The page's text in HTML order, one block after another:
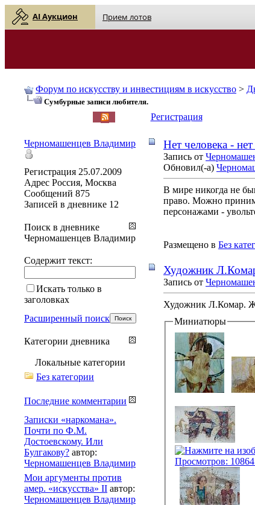
AI Аукцион Прием лотов
Форум по искусству и инвестициям в искусство >
Сумбурные записи любителя.
Регистрация
Нет человека -
Запись от
Обновил(-а)
В мире никогда не
право. Можно
персонажами -
Размещено в Без
Художник
Запись от
Художник Л.Комар.
Миниатюры
Черномашенцев Владимир
Регистрация 25.07.2009
Адрес Россия, Москва
Сообщений 875
Записей в дневнике 12
Поиск в дневнике
Черномашенцев Владимир
Содержит текст:
Искать только в
заголовках
Расширенный поиск
Категории дневника
Локальные категории
Без категории
Последние комментарии
Записки «наркомана».
Почти по Ф.М.
Достоевскому. Или
Булгакову? автор:
Черномашенцев Владимир
Мои аргументы против
амер. «искусства» II автор:
Черномашенцев Владимир